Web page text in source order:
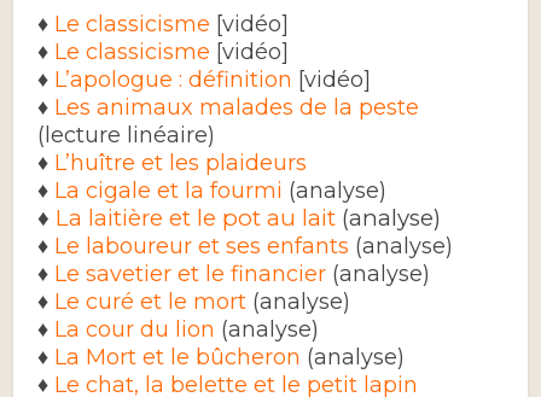
♦ Le classicisme [vidéo]
♦ Le classicisme [vidéo]
♦ L’apologue : définition [vidéo]
♦ Les animaux malades de la peste
(lecture linéaire)
♦ L’huître et les plaideurs
♦ La cigale et la fourmi (analyse)
♦ La laitière et le pot au lait (analyse)
♦ Le laboureur et ses enfants (analyse)
♦ Le savetier et le financier (analyse)
♦ Le curé et le mort (analyse)
♦ La cour du lion (analyse)
♦ La Mort et le bûcheron (analyse)
♦ Le chat, la belette et le petit lapin